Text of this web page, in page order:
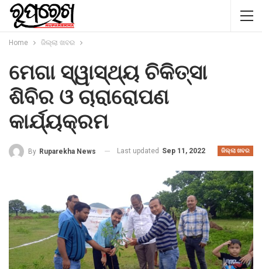
Home ଜିଲ୍ଲା ଖବର
ମେଗା ସ୍ୱାସ୍ଥ୍ୟ ଚିକିତ୍ସା
ଶିବିର ଓ ଚାରାରୋପଣ
କାର୍ଯ୍ୟକ୍ରମ
ଜିଲ୍ଲା ଖବର
By Ruparekha News Last updated Sep 11, 2022